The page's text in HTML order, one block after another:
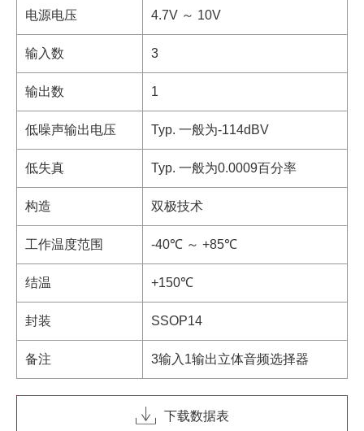
电源电压 4.7V ～ 10V
输入数 3
输出数 1
低噪声输出电压 Typ. 一般为-114dBV
低失真 Typ. 一般为0.0009百分率
构造 双极技术
工作温度范围 -40℃ ～ +85℃
结温 +150℃
封装 SSOP14
备注 3输入1输出立体音频选择器
下载数据表